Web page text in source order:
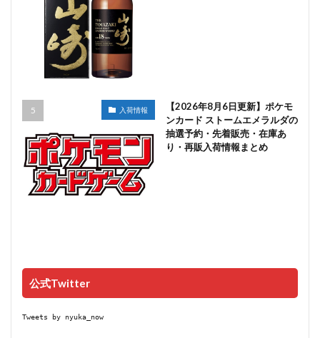
入荷情報
【2026年8月6日更新】ポケモ
ンカード ストームエメラルダの
抽選予約・先着販売・在庫あ
り・再販入荷情報まとめ
公式Twitter
Tweets by nyuka_now